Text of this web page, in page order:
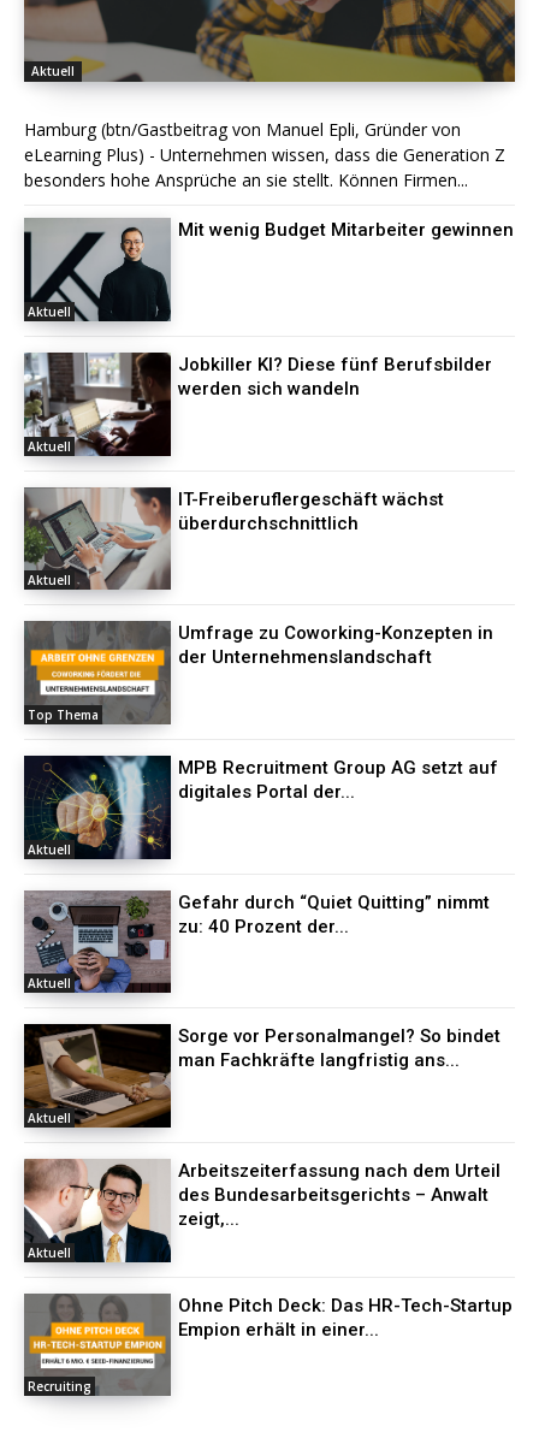
Aktuell
Hamburg (btn/Gastbeitrag von Manuel Epli, Gründer von
eLearning Plus) - Unternehmen wissen, dass die Generation Z
besonders hohe Ansprüche an sie stellt. Können Firmen...
Aktuell
Mit wenig Budget Mitarbeiter gewinnen
Aktuell
Jobkiller KI? Diese fünf Berufsbilder
werden sich wandeln
Aktuell
IT-Freiberuflergeschäft wächst
überdurchschnittlich
Top Thema
Umfrage zu Coworking-Konzepten in
der Unternehmenslandschaft
Aktuell
MPB Recruitment Group AG setzt auf
digitales Portal der...
Aktuell
Gefahr durch “Quiet Quitting” nimmt
zu: 40 Prozent der...
Aktuell
Sorge vor Personalmangel? So bindet
man Fachkräfte langfristig ans...
Aktuell
Arbeitszeiterfassung nach dem Urteil
des Bundesarbeitsgerichts – Anwalt
zeigt,...
Recruiting
Ohne Pitch Deck: Das HR-Tech-Startup
Empion erhält in einer...